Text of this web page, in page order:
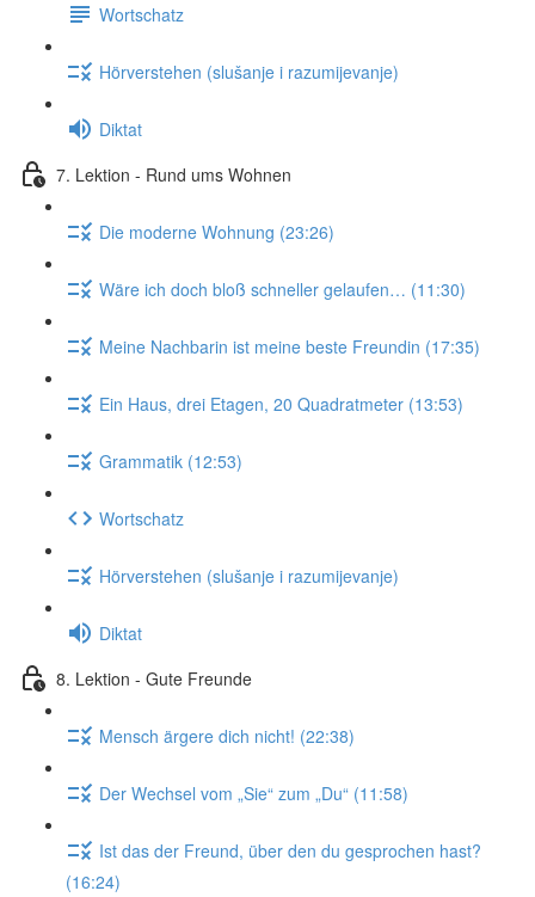
Wortschatz
Hörverstehen (slušanje i razumijevanje)
Diktat
7. Lektion - Rund ums Wohnen
Die moderne Wohnung (23:26)
Wäre ich doch bloß schneller gelaufen… (11:30)
Meine Nachbarin ist meine beste Freundin (17:35)
Ein Haus, drei Etagen, 20 Quadratmeter (13:53)
Grammatik (12:53)
Wortschatz
Hörverstehen (slušanje i razumijevanje)
Diktat
8. Lektion - Gute Freunde
Mensch ärgere dich nicht! (22:38)
Der Wechsel vom „Sie“ zum „Du“ (11:58)
Ist das der Freund, über den du gesprochen hast?
(16:24)